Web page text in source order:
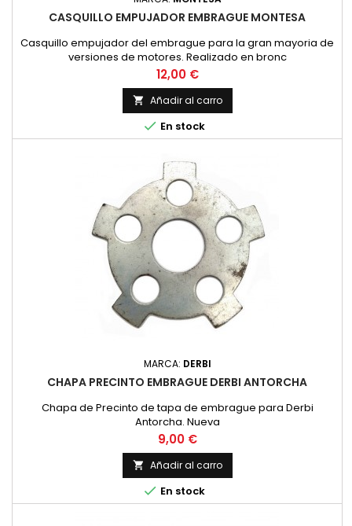
CASQUILLO EMPUJADOR EMBRAGUE MONTESA
Casquillo empujador del embrague para la gran mayoria de
versiones de motores. Realizado en bronc
Precio
12,00 €
 Añadir al carro
 En stock
MARCA: DERBI
CHAPA PRECINTO EMBRAGUE DERBI ANTORCHA
Chapa de Precinto de tapa de embrague para Derbi
Antorcha. Nueva
Precio
9,00 €
 Añadir al carro
 En stock